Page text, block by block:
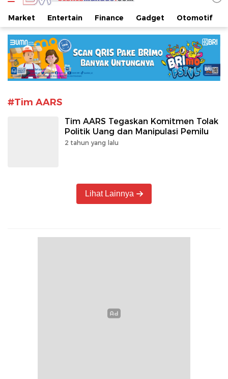
www.bisnismanado.com
Berita Bisnis Sulawesi Utara
Market Entertain Finance Gadget Otomotif
#Tim AARS
Tim AARS Tegaskan Komitmen Tolak
Politik Uang dan Manipulasi Pemilu
2 tahun yang lalu
Lihat Lainnya